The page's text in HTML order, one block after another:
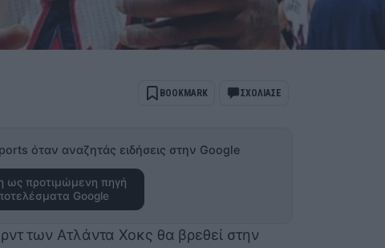
BOOKMARK ΣΧΟΛΙΑΣΕ
όταν αναζητάς ειδήσεις στην Google
ως προτιμώμενη πηγή
Google
των Ατλάντα Χοκς θα βρεθεί στην